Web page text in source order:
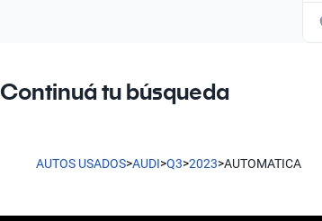
Continuá tu búsqueda
AUTOS USADOS>AUDI>Q3>2023>AUTOMATICA